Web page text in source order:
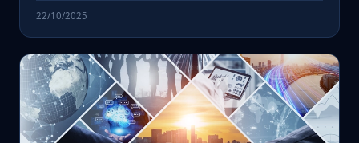
22/10/2025